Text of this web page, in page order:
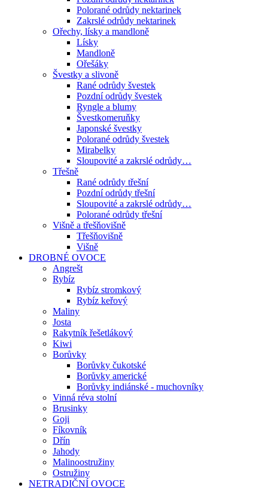
Polorané odrůdy nektarinek
Zakrslé odrůdy nektarinek
Ořechy, lísky a mandloně
Lísky
Mandloně
Ořešáky
Švestky a slivoně
Rané odrůdy švestek
Pozdní odrůdy švestek
Ryngle a blumy
Švestkomeruňky
Japonské švestky
Polorané odrůdy švestek
Mirabelky
Sloupovité a zakrslé odrůdy…
Třešně
Rané odrůdy třešní
Pozdní odrůdy třešní
Sloupovité a zakrslé odrůdy…
Polorané odrůdy třešní
Višně a třešňovišně
Třešňovišně
Višně
DROBNÉ OVOCE
Angrešt
Rybíz
Rybíz stromkový
Rybíz keřový
Maliny
Josta
Rakytník řešetlákový
Kiwi
Borůvky
Borůvky čukotské
Borůvky americké
Borůvky indiánské - muchovníky
Vinná réva stolní
Brusinky
Goji
Fíkovník
Dřín
Jahody
Malinoostružiny
Ostružiny
NETRADIČNÍ OVOCE